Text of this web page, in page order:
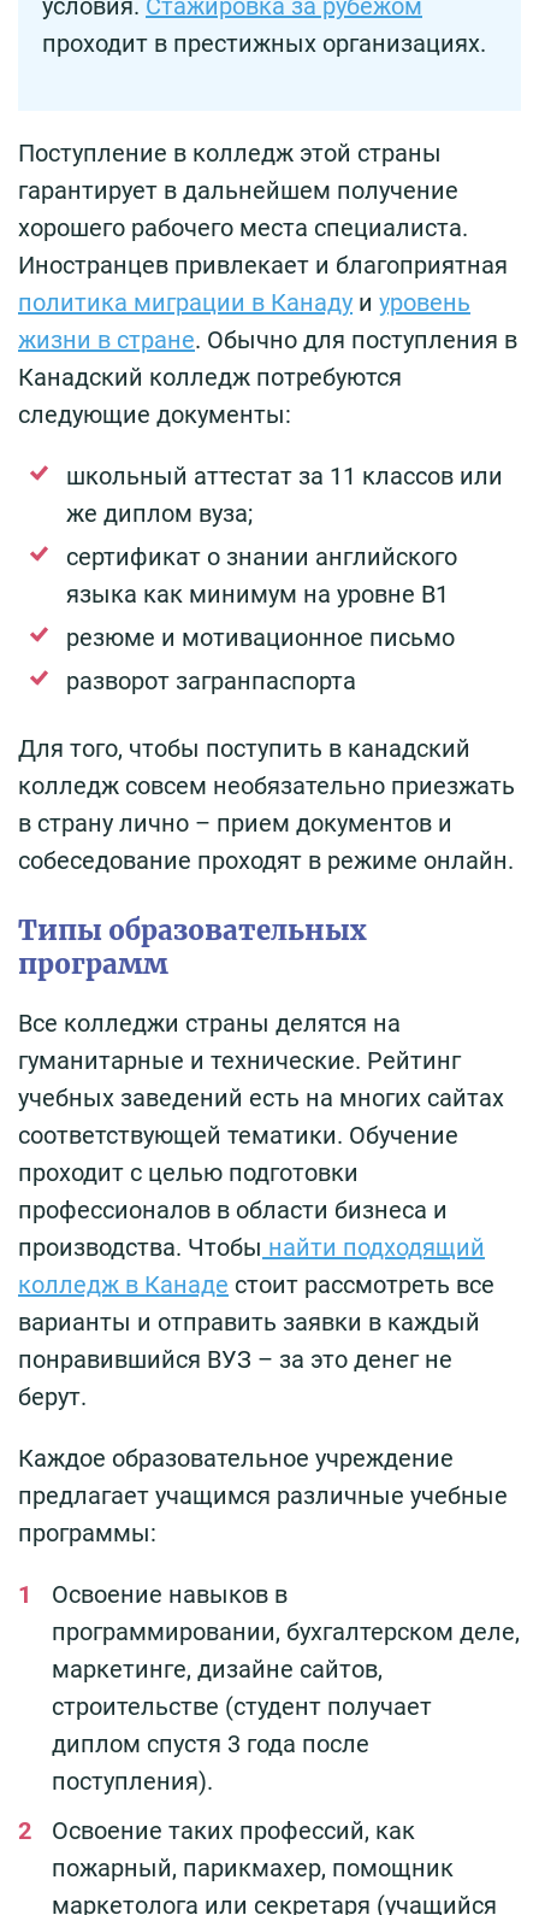
условия. Стажировка за рубежом
проходит в престижных организациях.
Поступление в колледж этой страны
гарантирует в дальнейшем получение
хорошего рабочего места специалиста.
Иностранцев привлекает и благоприятная
политика миграции в Канаду и уровень
жизни в стране. Обычно для поступления в
Канадский колледж потребуются
следующие документы:
школьный аттестат за 11 классов или
же диплом вуза;
сертификат о знании английского
языка как минимум на уровне В1
резюме и мотивационное письмо
разворот загранпаспорта
Для того, чтобы поступить в канадский
колледж совсем необязательно приезжать
в страну лично – прием документов и
собеседование проходят в режиме онлайн.
Типы образовательных
программ
Все колледжи страны делятся на
гуманитарные и технические. Рейтинг
учебных заведений есть на многих сайтах
соответствующей тематики. Обучение
проходит с целью подготовки
профессионалов в области бизнеса и
производства. Чтобы найти подходящий
колледж в Канаде стоит рассмотреть все
варианты и отправить заявки в каждый
понравившийся ВУЗ – за это денег не
берут.
Каждое образовательное учреждение
предлагает учащимся различные учебные
программы:
Освоение навыков в
программировании, бухгалтерском деле,
маркетинге, дизайне сайтов,
строительстве (студент получает
диплом спустя 3 года после
поступления).
Освоение таких профессий, как
пожарный, парикмахер, помощник
маркетолога или секретаря (учащийся